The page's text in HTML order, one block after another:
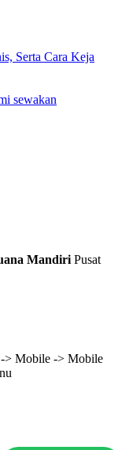
Serta Cara Keja
sewakan
Mandiri Pusat
-> Mobile -> Mobile